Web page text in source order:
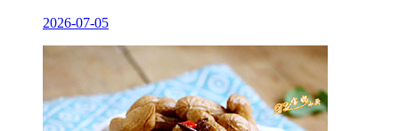
2026-07-05